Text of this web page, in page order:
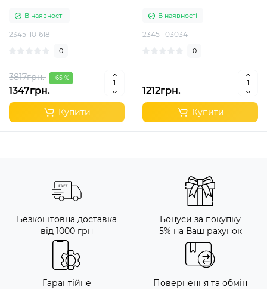
В наявності
2345-101618
0
3817грн. -65 %
1347грн.
Купити
В наявності
2345-103034
0
1212грн.
Купити
Безкоштовна доставка
від 1000 грн
Бонуси за покупку
5% на Ваш рахунок
Гарантійне
Повернення та обмін